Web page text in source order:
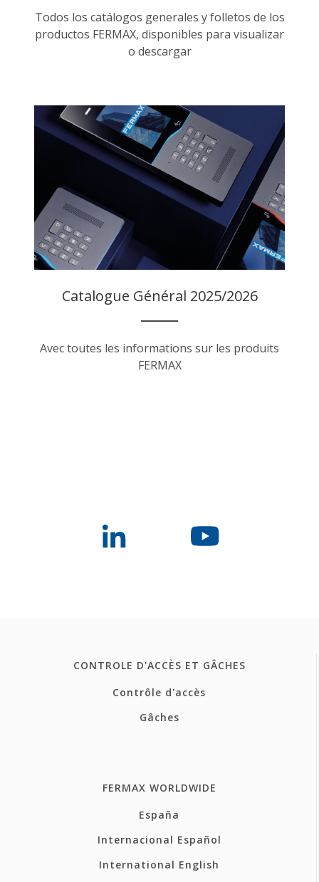
Todos los catálogos generales y folletos de los
productos FERMAX, disponibles para visualizar
o descargar
Catalogue Général 2025/2026
Avec toutes les informations sur les produits
FERMAX
CONTROLE D'ACCÈS ET GÂCHES
Contrôle d'accès
Gâches
FERMAX WORLDWIDE
España
Internacional Español
International English